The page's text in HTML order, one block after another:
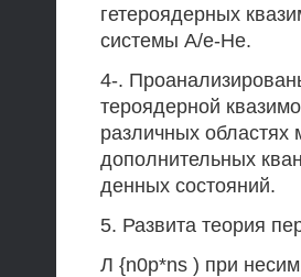
гетероядерных
системы А/е-Не.
4-.
тероядерной
различных
дополнительных
денных состояний.
5. Развита теория
Л {n0p*ns ) при